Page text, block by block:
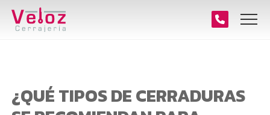
¿QUÉ TIPOS DE CERRADURAS